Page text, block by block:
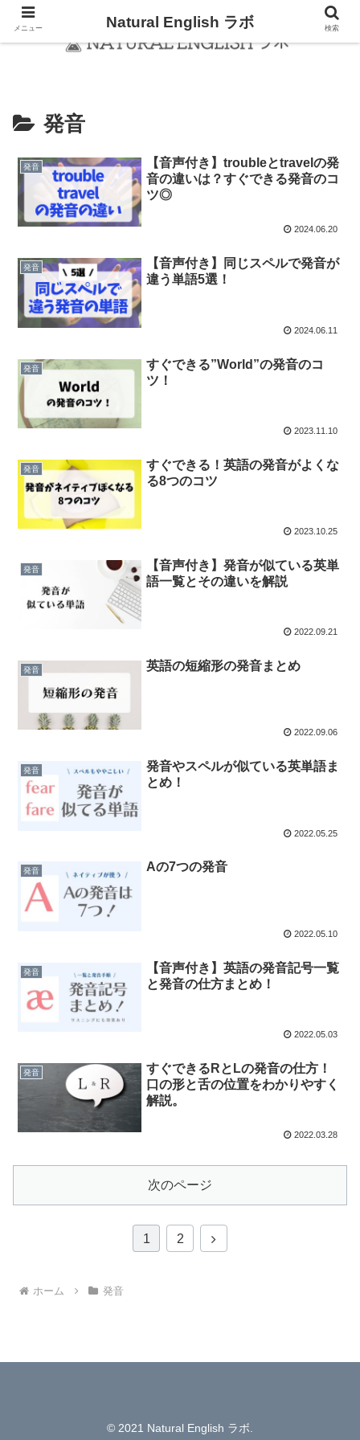
発音
発音
【音声付き】troubleとtravelの発
音の違いは？すぐできる発音のコ
ツ◎
2024.06.20
発音
【音声付き】同じスペルで発音が
違う単語5選！
2024.06.11
発音
すぐできる”World”の発音のコ
ツ！
2023.11.10
発音
すぐできる！英語の発音がよくな
る8つのコツ
2023.10.25
発音
【音声付き】発音が似ている英単
語一覧とその違いを解説
2022.09.21
発音 英語の短縮形の発音まとめ
2022.09.06
発音
発音やスペルが似ている英単語ま
とめ！
2022.05.25
発音 Aの7つの発音
2022.05.10
発音
【音声付き】英語の発音記号一覧
と発音の仕方まとめ！
2022.05.03
発音
すぐできるRとLの発音の仕方！
口の形と舌の位置をわかりやすく
解説。
2022.03.28
次のページ
1 2
次
ホーム 発音
© 2021 Natural English ラボ.
メニュー Natural English ラボ 検索